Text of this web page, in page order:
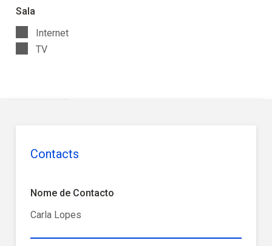
Sala
Internet
TV
Contacts
Nome de Contacto
Carla Lopes